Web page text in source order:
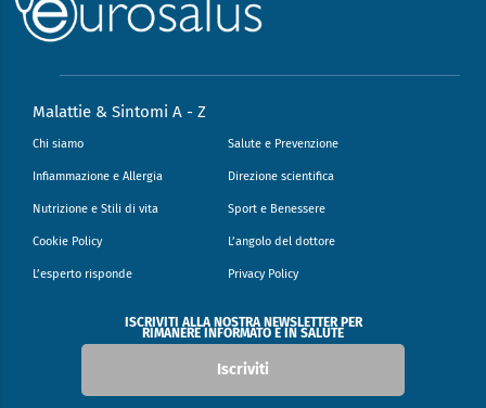
Malattie & Sintomi A - Z
Chi siamo Salute e Prevenzione
Infiammazione e Allergia Direzione scientifica
Nutrizione e Stili di vita Sport e Benessere
Cookie Policy L’angolo del dottore
L’esperto risponde Privacy Policy
ISCRIVITI ALLA NOSTRA NEWSLETTER PER
RIMANERE INFORMATO E IN SALUTE
Iscriviti